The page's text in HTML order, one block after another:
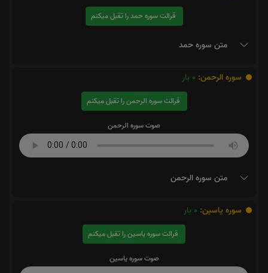
قرائت سوره حمد را تقبل میکنم
متن سوره حمد
سوره الرحمن: 0 بار
قرائت سوره الرحمن را تقبل میکنم
صوت سوره الرحمن
متن سوره الرحمن
سوره یاسین: 0 بار
قرائت سوره یاسین را تقبل میکنم
صوت سوره یاسین